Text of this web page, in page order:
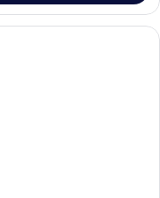
mit einem großen